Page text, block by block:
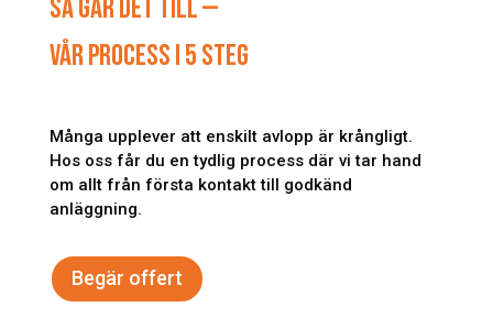
SÅ GÅR DET TILL —
VÅR PROCESS I 5 STEG
Många upplever att enskilt avlopp är krångligt.
Hos oss får du en tydlig process där vi tar hand
om allt från första kontakt till godkänd
anläggning.
Begär offert